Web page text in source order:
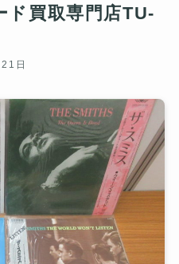
ド買取専門店TU-
日